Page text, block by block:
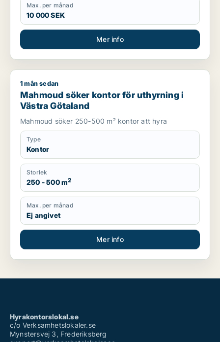
Max. per månad
10 000 SEK
Mer info
Mahmoud söker kontor för uthyrning i Västra Götaland
1 mån sedan
Mahmoud söker kontor för uthyrning i
Västra Götaland
Mahmoud söker 250-500 m² kontor att hyra
Type
Kontor
Storlek
250 - 500 m2
Max. per månad
Ej angivet
Mer info
Hyrakontorslokal.se
c/o Verksamhetslokaler.se
Mynstersvej 3, Frederiksberg